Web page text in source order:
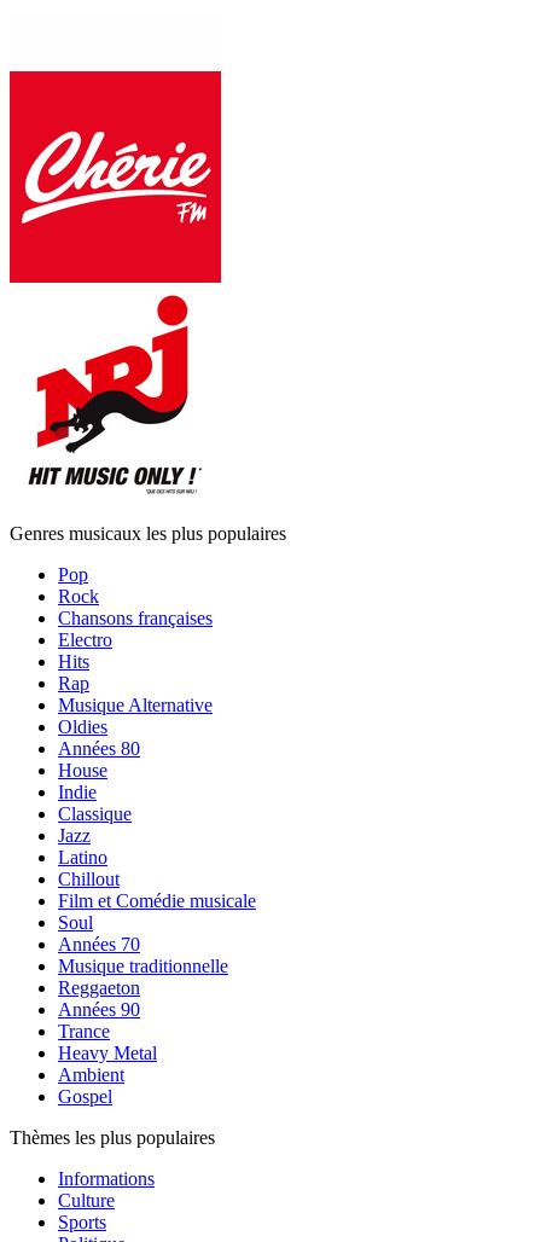
Genres musicaux les plus populaires
Pop
Rock
Chansons françaises
Electro
Hits
Rap
Musique Alternative
Oldies
Années 80
House
Indie
Classique
Jazz
Latino
Chillout
Film et Comédie musicale
Soul
Années 70
Musique traditionnelle
Reggaeton
Années 90
Trance
Heavy Metal
Ambient
Gospel
Thèmes les plus populaires
Informations
Culture
Sports